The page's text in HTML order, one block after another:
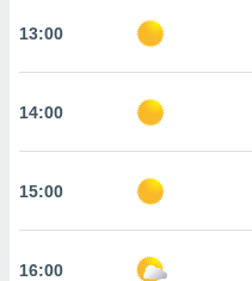
para
ni para
no
13:00
14:00
15:00
16:00